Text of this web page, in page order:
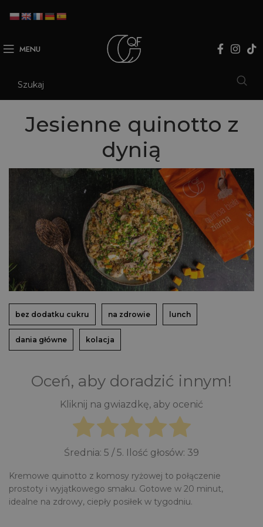
MENU
Jesienne quinotto z
dynią
bez dodatku cukru na zdrowie lunch
dania główne kolacja
Oceń, aby doradzić innym!
Kliknij na gwiazdkę, aby ocenić
Średnia: 5 / 5. Ilość głosów: 39
Kremowe quinotto z komosy ryżowej to połączenie
prostoty i wyjątkowego smaku. Gotowe w 20 minut,
idealne na zdrowy, ciepły posiłek w tygodniu.